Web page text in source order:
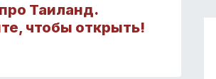
Таиланд.
чтобы открыть!